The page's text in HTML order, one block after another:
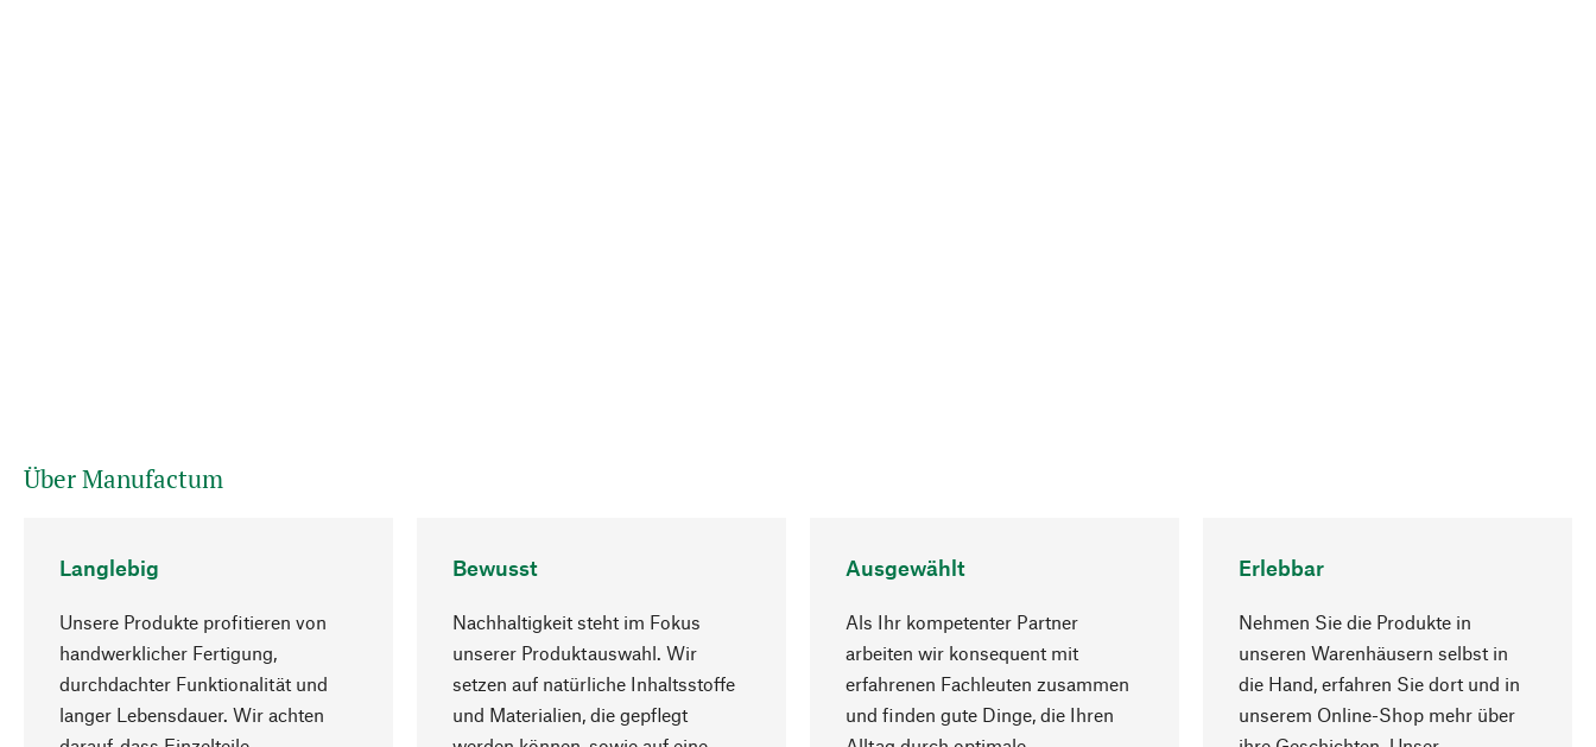
Über Manufactum
Langlebig
Unsere Produkte profitieren von
handwerklicher Fertigung,
durchdachter Funktionalität und
langer Lebensdauer. Wir achten
Bewusst
Nachhaltigkeit steht im Fokus
unserer Produktauswahl. Wir
setzen auf natürliche Inhaltsstoffe
und Materialien, die gepflegt
Ausgewählt
Als Ihr kompetenter Partner
arbeiten wir konsequent mit
erfahrenen Fachleuten zusammen
und finden gute Dinge, die Ihren
Erlebbar
Nehmen Sie die Produkte in
unseren Warenhäusern selbst in
die Hand, erfahren Sie dort und in
unserem Online-Shop mehr über